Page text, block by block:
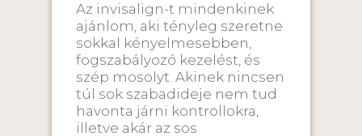
Az invisalign-t mindenkinek
ajánlom, aki tényleg szeretne
sokkal kényelmesebben,
fogszabályozó kezelést, és
szép mosolyt. Akinek nincsen
túl sok szabadideje nem tud
havonta járni kontrollokra,
illetve akár az sos